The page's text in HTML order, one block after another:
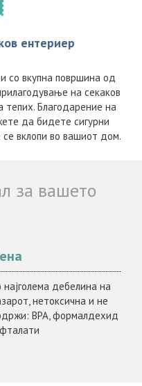
ентериер
со вкупна површина од
на секаков
тепих. Благодарение на
да бидете сигурни
вклопи во вашиот дом.
за вашето
најголема дебелина на
нетоксична и не
BPA, формалдехид